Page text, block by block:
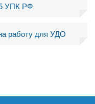
УПК РФ
работу для УДО